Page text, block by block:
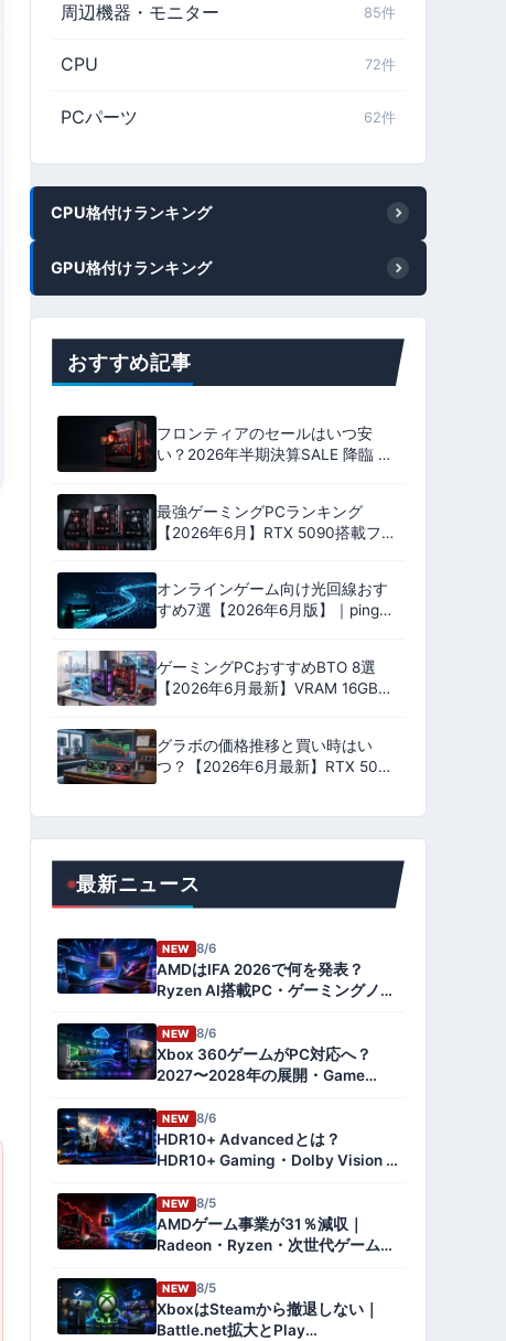
周辺機器・モニター 85件
CPU 72件
PCパーツ 62件
CPU格付けランキング
GPU格付けランキング
おすすめ記事
フロンティアのセールはいつ安
い？2026年半期決算SALE 降臨 全
18機種のおすすめ｜いちおしは
9800X3D ＋ RX 9070 XT
最強ゲーミングPCランキング
【2026年6月】RTX 5090搭載フラ
グシップ9機を性能・安定性・コス
パ・保証の4軸100点で格付け
オンラインゲーム向け光回線おす
すめ7選【2026年6月版】｜ping実
測比較とプロバイダ選びで失敗し
ない完全ガイド
ゲーミングPCおすすめBTO 8選
【2026年6月最新】VRAM 16GB中
心・17万円台〜RTX 5060
Ti/5070/5080搭載モデル
グラボの価格推移と買い時はい
つ？【2026年6月最新】RTX 50・
RX 9000の値下がり予測と購入判
最新ニュース
NEW 8/6
AMDはIFA 2026で何を発表？
Ryzen AI搭載PC・ゲーミングノー
NEW 8/6
Xbox 360ゲームがPC対応へ？
2027〜2028年の展開・Game
説NEW 8/6
HDR10+ Advancedとは？
HDR10+ Gaming・Dolby Vision 2
【2026年版】
NEW 8/5
AMDゲーム事業が31％減収｜
Radeon・Ryzen・次世代ゲーム機
解説【2026年8月】
NEW 8/5
XboxはSteamから撤退しない｜
Battle.net拡大とPlay